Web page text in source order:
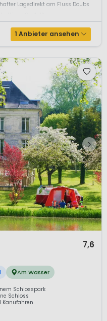
Lagedirekt am Fluss Doubs
1 Anbieter ansehen
7,6
Am Wasser
Schlosspark
Schloss
Kanufahren